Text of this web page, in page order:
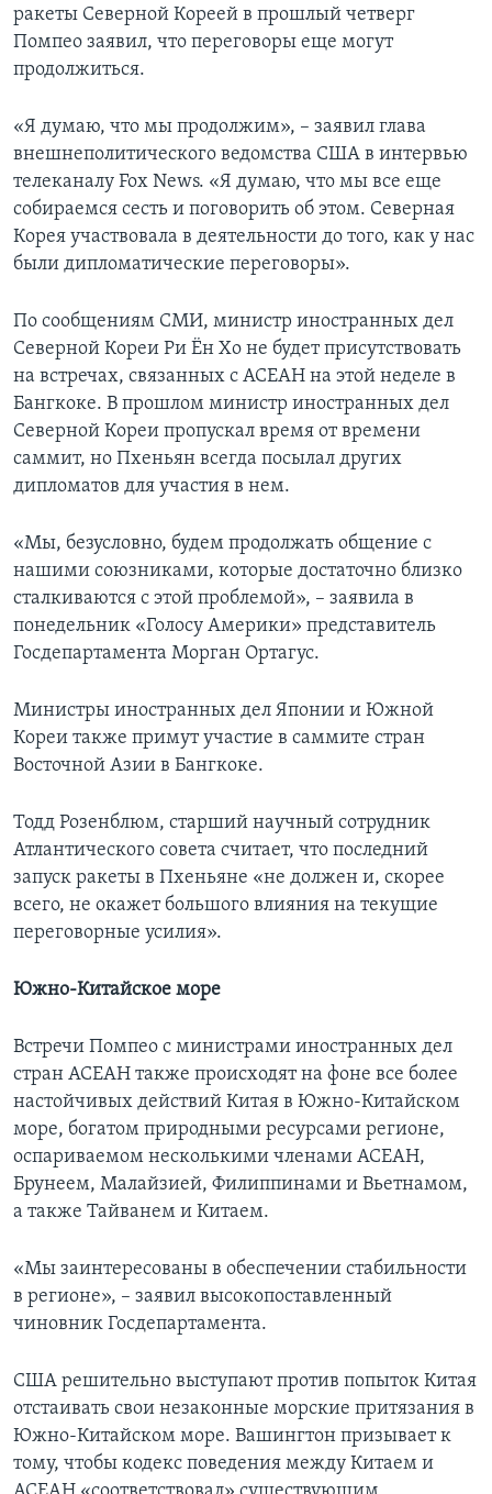
ракеты Северной Кореей в прошлый четверг
Помпео заявил, что переговоры еще могут
продолжиться.
«Я думаю, что мы продолжим», – заявил глава
внешнеполитического ведомства США в интервью
телеканалу Fox News. «Я думаю, что мы все еще
собираемся сесть и поговорить об этом. Северная
Корея участвовала в деятельности до того, как у нас
были дипломатические переговоры».
По сообщениям СМИ, министр иностранных дел
Северной Кореи Ри Ён Хо не будет присутствовать
на встречах, связанных с АСЕАН на этой неделе в
Бангкоке. В прошлом министр иностранных дел
Северной Кореи пропускал время от времени
саммит, но Пхеньян всегда посылал других
дипломатов для участия в нем.
«Мы, безусловно, будем продолжать общение с
нашими союзниками, которые достаточно близко
сталкиваются с этой проблемой», – заявила в
понедельник «Голосу Америки» представитель
Госдепартамента Морган Ортагус.
Министры иностранных дел Японии и Южной
Кореи также примут участие в саммите стран
Восточной Азии в Бангкоке.
Тодд Розенблюм, старший научный сотрудник
Атлантического совета считает, что последний
запуск ракеты в Пхеньяне «не должен и, скорее
всего, не окажет большого влияния на текущие
переговорные усилия».
Южно-Китайское море
Встречи Помпео с министрами иностранных дел
стран АСЕАН также происходят на фоне все более
настойчивых действий Китая в Южно-Китайском
море, богатом природными ресурсами регионе,
оспариваемом несколькими членами АСЕАН,
Брунеем, Малайзией, Филиппинами и Вьетнамом,
а также Тайванем и Китаем.
«Мы заинтересованы в обеспечении стабильности
в регионе», – заявил высокопоставленный
чиновник Госдепартамента.
США решительно выступают против попыток Китая
отстаивать свои незаконные морские притязания в
Южно-Китайском море. Вашингтон призывает к
тому, чтобы кодекс поведения между Китаем и